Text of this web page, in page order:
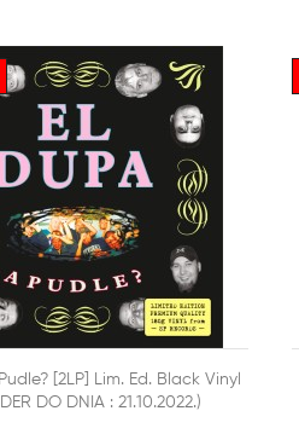
KOSZYKA SZYBKI PODGLĄD
[2LP] Lim. Ed. Black Vinyl
DO DNIA : 21.10.2022.)